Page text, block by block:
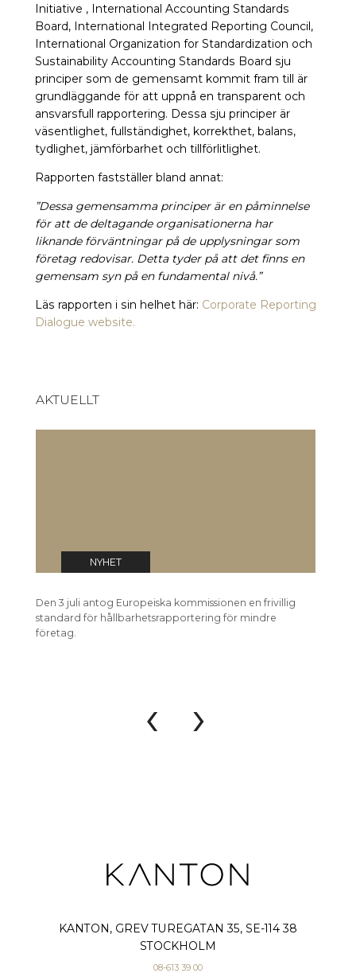
Initiative , International Accounting Standards
Board, International Integrated Reporting Council,
International Organization for Standardization och
Sustainability Accounting Standards Board sju
principer som de gemensamt kommit fram till är
grundläggande för att uppnå en transparent och
ansvarsfull rapportering. Dessa sju principer är
väsentlighet, fullständighet, korrekthet, balans,
tydlighet, jämförbarhet och tillförlitlighet.
Rapporten fastställer bland annat:
”Dessa gemensamma principer är en påminnelse
för att de deltagande organisationerna har
liknande förväntningar på de upplysningar som
företag redovisar. Detta tyder på att det finns en
gemensam syn på en fundamental nivå.”
Läs rapporten i sin helhet här: Corporate Reporting
Dialogue website.
AKTUELLT
NYHET
Den 3 juli antog Europeiska kommissionen en frivillig
standard för hållbarhetsrapportering för mindre
företag.
‹ ›
KANTON, GREV TUREGATAN 35, SE-114 38
STOCKHOLM
08-613 39 00